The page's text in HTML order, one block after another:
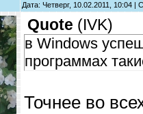
Дата: Четверг, 10.02.2011, 10:04 |
Quote (IVK)
в Windows
программах
Точнее во